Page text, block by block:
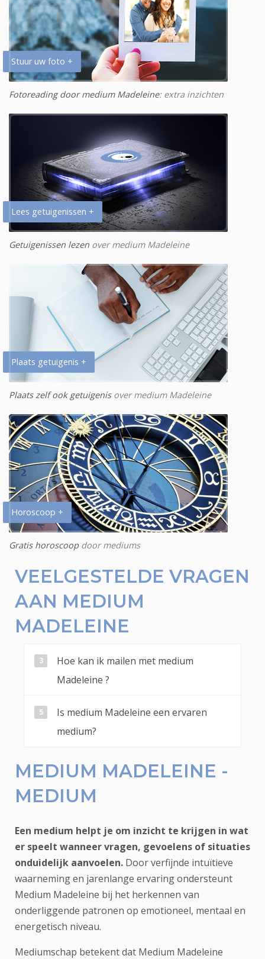
Stuur uw foto +
Fotoreading door medium Madeleine: extra inzichten
Lees getuigenissen +
Getuigenissen lezen over medium Madeleine
Plaats getuigenis +
Plaats zelf ook getuigenisover medium Madeleine
Horoscoop +
Gratis horoscoopdoor mediums
VEELGESTELDE VRAGEN
AAN MEDIUM
MADELEINE
Hoe kan ik mailen met medium
Madeleine ?
Is medium Madeleine een ervaren
medium?
MEDIUM MADELEINE -
MEDIUM
Een medium helpt je om inzicht te krijgen in wat
er speelt wanneer vragen, gevoelens of situaties
onduidelijk aanvoelen. Door verfijnde intuïtieve
waarneming en jarenlange ervaring ondersteunt
Medium Madeleine bij het herkennen van
onderliggende patronen op emotioneel, mentaal en
energetisch niveau.
Mediumschap betekent dat Medium Madeleine